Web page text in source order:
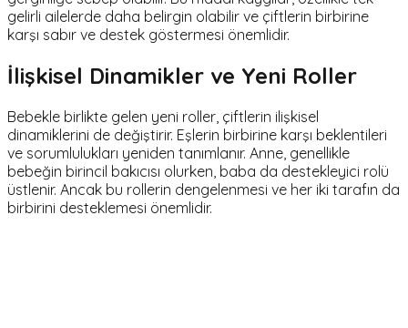
gelirli ailelerde daha belirgin olabilir ve çiftlerin birbirine
karşı sabır ve destek göstermesi önemlidir.
İlişkisel Dinamikler ve Yeni Roller
Bebekle birlikte gelen yeni roller, çiftlerin ilişkisel
dinamiklerini de değiştirir. Eşlerin birbirine karşı beklentileri
ve sorumlulukları yeniden tanımlanır. Anne, genellikle
bebeğin birincil bakıcısı olurken, baba da destekleyici rolü
üstlenir. Ancak bu rollerin dengelenmesi ve her iki tarafın da
birbirini desteklemesi önemlidir.